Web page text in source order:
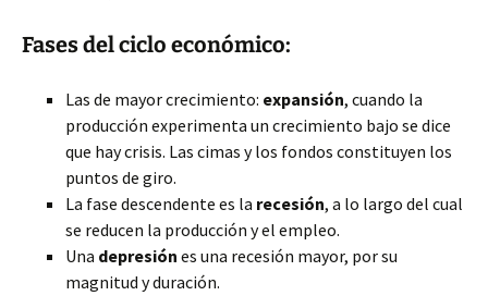
Fases del ciclo económico:
Las de mayor crecimiento: expansión, cuando la
producción experimenta un crecimiento bajo se dice
que hay crisis. Las cimas y los fondos constituyen los
puntos de giro.
La fase descendente es la recesión, a lo largo del cual
se reducen la producción y el empleo.
Una depresión es una recesión mayor, por su
magnitud y duración.